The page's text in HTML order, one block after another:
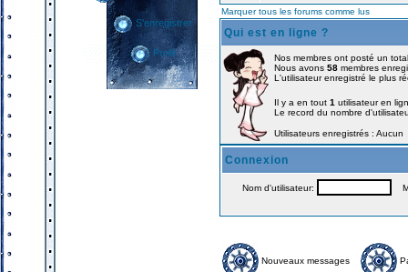
S'enregistrer
Profil
Marquer tous les forums comme lus
Qui est en ligne ?
Nos membres ont posté un
Nous avons 58 membres
L'utilisateur enregistré le plus
Il y a en tout 1 utilisateur en
Le record du nombre
Utilisateurs enregistrés : Aucun
Connexion
Nom d'utilisateur:
Nouveaux messages